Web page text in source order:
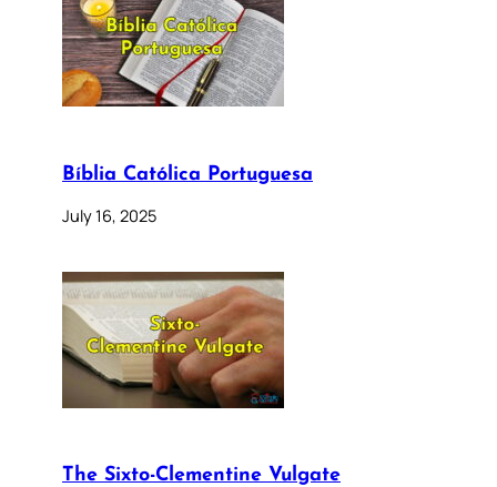
Bíblia Católica Portuguesa
July 16, 2025
The Sixto-Clementine Vulgate